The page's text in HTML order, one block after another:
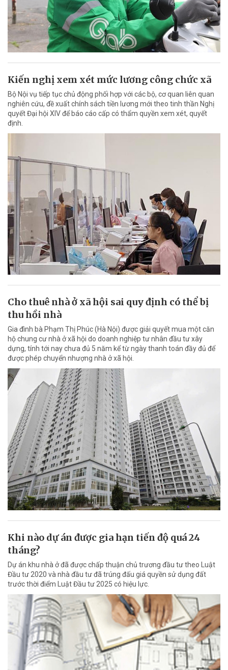
Kiến nghị xem xét mức lương công chức xã
Bộ Nội vụ tiếp tục chủ động phối hợp với các bộ, cơ quan liên quan
nghiên cứu, đề xuất chính sách tiền lương mới theo tinh thần Nghị
quyết Đại hội XIV để báo cáo cấp có thẩm quyền xem xét, quyết
định.
Cho thuê nhà ở xã hội sai quy định có thể bị
thu hồi nhà
Gia đình bà Phạm Thị Phúc (Hà Nội) được giải quyết mua một căn
hộ chung cư nhà ở xã hội do doanh nghiệp tư nhân đầu tư xây
dựng, tính tới nay chưa đủ 5 năm kể từ ngày thanh toán đầy đủ để
được phép chuyển nhượng nhà ở xã hội.
Khi nào dự án được gia hạn tiến độ quá 24
tháng?
Dự án khu nhà ở đã được chấp thuận chủ trương đầu tư theo Luật
Đầu tư 2020 và nhà đầu tư đã trúng đấu giá quyền sử dụng đất
trước thời điểm Luật Đầu tư 2025 có hiệu lực.